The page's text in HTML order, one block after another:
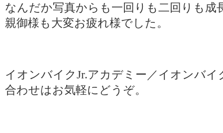
なんだか写真からも一回りも二回りも成
親御様も大変お疲れ様でした。
イオンバイクJr.アカデミー／イオンバ
合わせはお気軽にどうぞ。